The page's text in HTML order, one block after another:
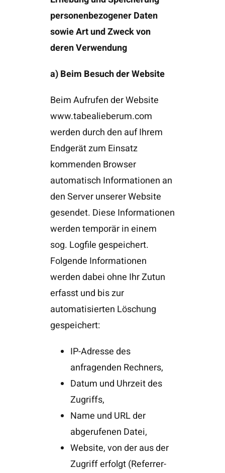
personenbezogener Daten
sowie Art und Zweck von
deren Verwendung
a) Beim Besuch der Website
Beim Aufrufen der Website
www.tabealieberum.com
werden durch den auf Ihrem
Endgerät zum Einsatz
kommenden Browser
automatisch Informationen an
den Server unserer Website
gesendet. Diese Informationen
werden temporär in einem
sog. Logfile gespeichert.
Folgende Informationen
werden dabei ohne Ihr Zutun
erfasst und bis zur
automatisierten Löschung
gespeichert:
IP-Adresse des
anfragenden Rechners,
Datum und Uhrzeit des
Zugriffs,
Name und URL der
abgerufenen Datei,
Website, von der aus der
Zugriff erfolgt (Referrer-